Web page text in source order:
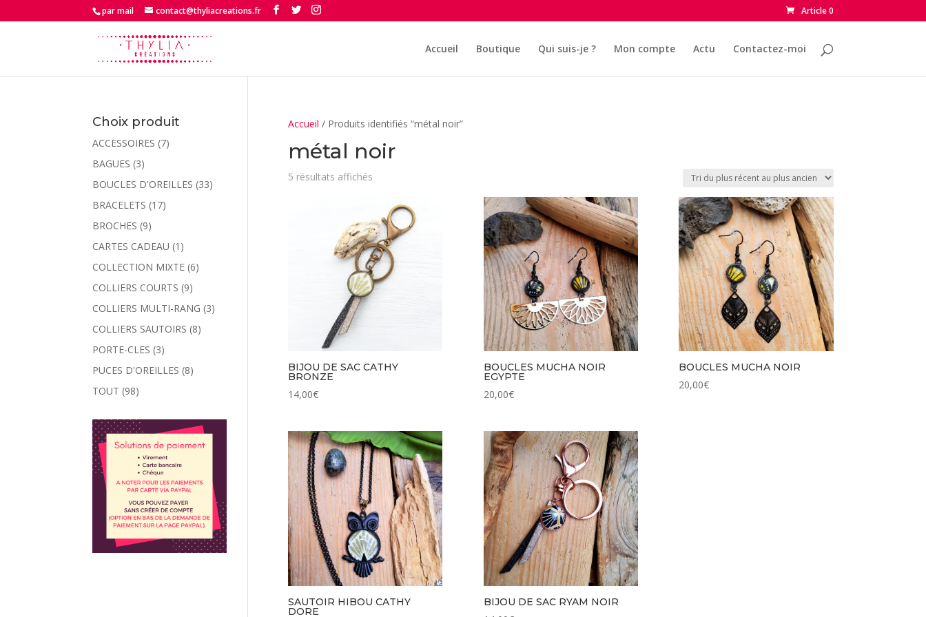
par mail contact@thyliacreations.fr Article 0
Accueil Boutique Qui suis-je ? Mon compte Actu Contactez-moi
Accueil / Produits identifiés “métal noir”
métal noir
5 résultats affichésTrié
plus
récent
au
plus
ancien
BIJOU DE SAC CATHY
BRONZE
14,00€
BOUCLES MUCHA NOIR
EGYPTE
20,00€
BOUCLES MUCHA NOIR
20,00€
SAUTOIR HIBOU CATHY
DORE
BIJOU DE SAC RYAM NOIR
Choix produit
ACCESSOIRES (7)
BAGUES (3)
BOUCLES D'OREILLES (33)
BRACELETS (17)
BROCHES (9)
CARTES CADEAU (1)
COLLECTION MIXTE (6)
COLLIERS COURTS (9)
COLLIERS MULTI-RANG (3)
COLLIERS SAUTOIRS (8)
PORTE-CLES (3)
PUCES D'OREILLES (8)
TOUT (98)